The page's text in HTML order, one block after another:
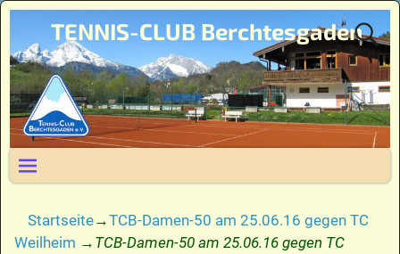
TENNIS-CLUB Berchtesgaden
Startseite→TCB-Damen-50 am 25.06.16 gegen TC
Weilheim → TCB-Damen-50 am 25.06.16 gegen TC